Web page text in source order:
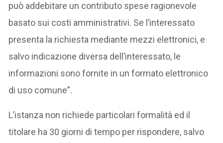
può addebitare un contributo spese ragionevole
basato sui costi amministrativi. Se l’interessato
presenta la richiesta mediante mezzi elettronici, e
salvo indicazione diversa dell’interessato, le
informazioni sono fornite in un formato elettronico
di uso comune”.
L’istanza non richiede particolari formalità ed il
titolare ha 30 giorni di tempo per rispondere, salvo